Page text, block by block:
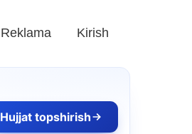
Reklama Kirish
Hujjat topshirish